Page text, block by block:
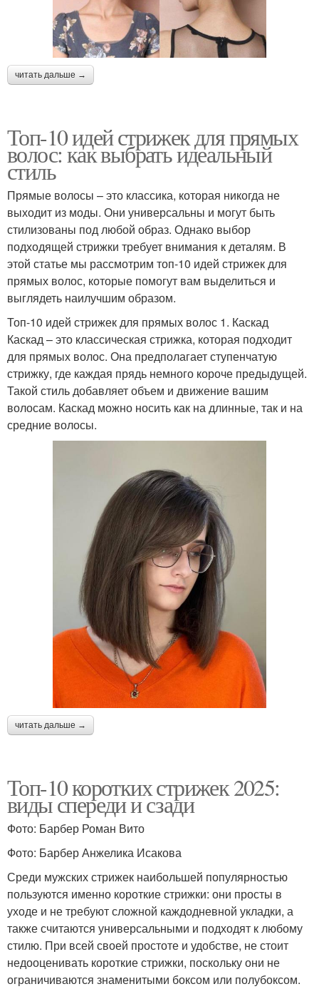
читать дальше →
Топ-10 идей стрижек для прямых
волос: как выбрать идеальный
стиль
Прямые волосы – это классика, которая никогда не
выходит из моды. Они универсальны и могут быть
стилизованы под любой образ. Однако выбор
подходящей стрижки требует внимания к деталям. В
этой статье мы рассмотрим топ-10 идей стрижек для
прямых волос, которые помогут вам выделиться и
выглядеть наилучшим образом.
Топ-10 идей стрижек для прямых волос 1. Каскад
Каскад – это классическая стрижка, которая подходит
для прямых волос. Она предполагает ступенчатую
стрижку, где каждая прядь немного короче предыдущей.
Такой стиль добавляет объем и движение вашим
волосам. Каскад можно носить как на длинные, так и на
средние волосы.
читать дальше →
Топ-10 коротких стрижек 2025:
виды спереди и сзади
Фото: Барбер Роман Вито
Фото: Барбер Анжелика Исакова
Среди мужских стрижек наибольшей популярностью
пользуются именно короткие стрижки: они просты в
уходе и не требуют сложной каждодневной укладки, а
также считаются универсальными и подходят к любому
стилю. При всей своей простоте и удобстве, не стоит
недооценивать короткие стрижки, поскольку они не
ограничиваются знаменитыми боксом или полубоксом.